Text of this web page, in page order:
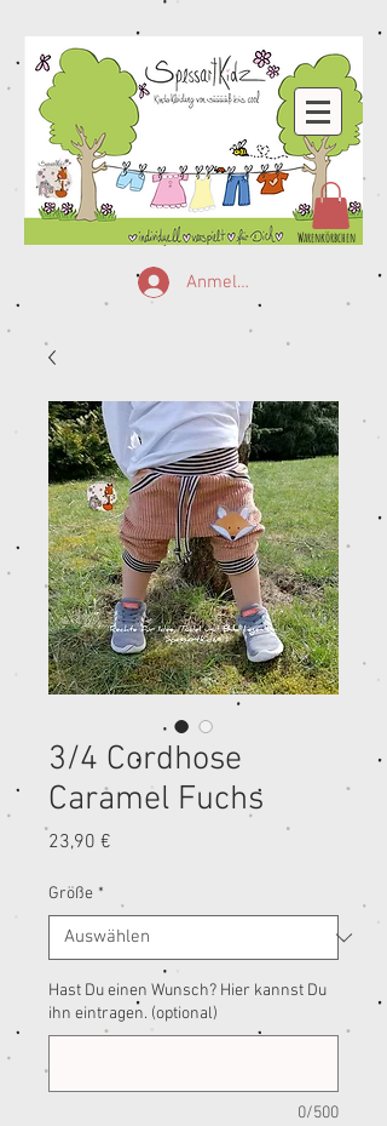
Warenkörbchen
Anmelden
3/4 Cordhose
Caramel Fuchs
23,90 €
Größe *
Hast Du einen Wunsch? Hier kannst Du
ihn eintragen. (optional)
0/500